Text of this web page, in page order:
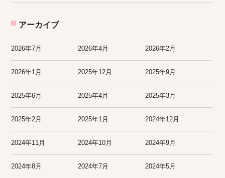
アーカイブ
2026年7月 2026年4月 2026年2月
2026年1月 2025年12月 2025年9月
2025年6月 2025年4月 2025年3月
2025年2月 2025年1月 2024年12月
2024年11月 2024年10月 2024年9月
2024年8月 2024年7月 2024年5月